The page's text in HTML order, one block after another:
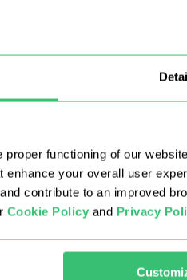
proper functioning of our
enhance your overall user
contribute to an improved
Cookie Policy and Privacy
7%
7%
15%